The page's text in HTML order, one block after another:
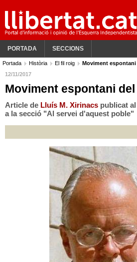
PORTADA SECCIONS
Portada Història El fil roig
Moviment
12/11/2017
Moviment espontani
Article de Lluís M. Xirinacs publicat
a la secció "Al servei d'aquest poble"